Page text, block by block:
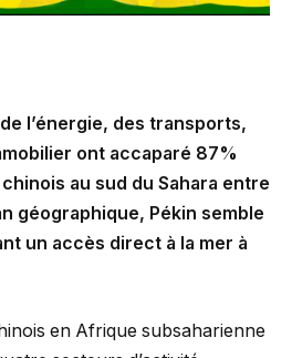
l’énergie, des transports,
ont accaparé 87%
au sud du Sahara entre
géographique, Pékin semble
un accès direct à la mer à
en Afrique subsaharienne